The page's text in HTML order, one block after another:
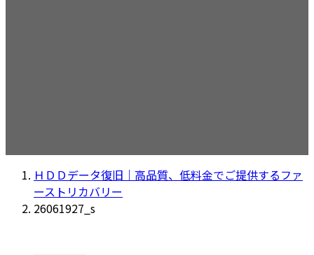
ＨＤＤデータ復旧｜高品質、低料金でご提供するファ
ーストリカバリー
26061927_s